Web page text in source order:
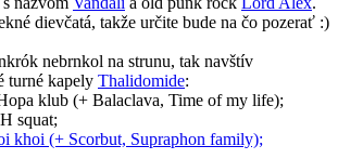
dievčatá, takže určite bude na čo pozerať :)
nebrnkol na strunu, tak navštív
turné kapely Thalidomide:
klub (+ Balaclava, Time of my life);
squat;
khoi (+ Scorbut, Supraphon family);